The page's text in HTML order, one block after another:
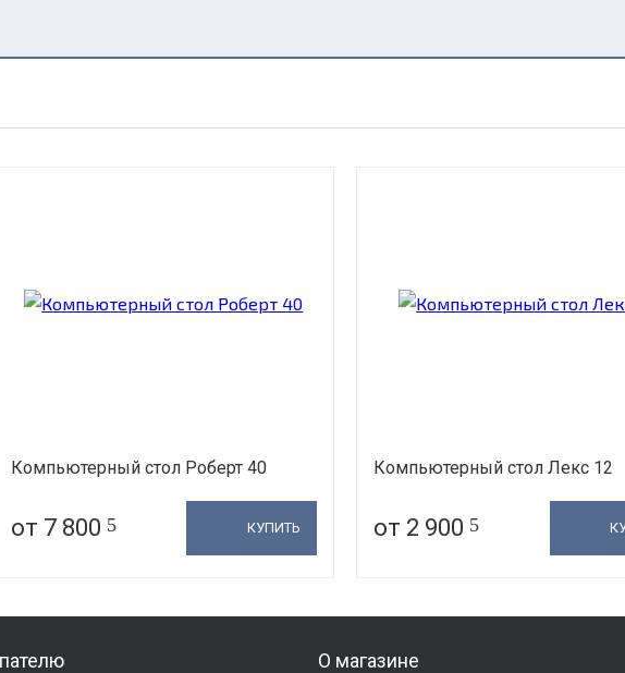
Компьютерный стол Роберт 40
от 7 800 5 КУПИТЬ
Компьютерный стол Лекс 12
от 2 900 5
О магазине